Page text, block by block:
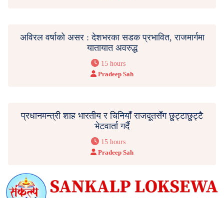
अविरल वर्षाको असर : देशभरका सडक प्रभावित, राजमार्गमा
यातायात अवरुद्ध
15 hours
Pradeep Sah
प्रधानमन्त्री शाह भारतीय र चिनियाँ राजदूतसँग छुट्टाछुट्टै
भेटवार्ता गर्दै
15 hours
Pradeep Sah